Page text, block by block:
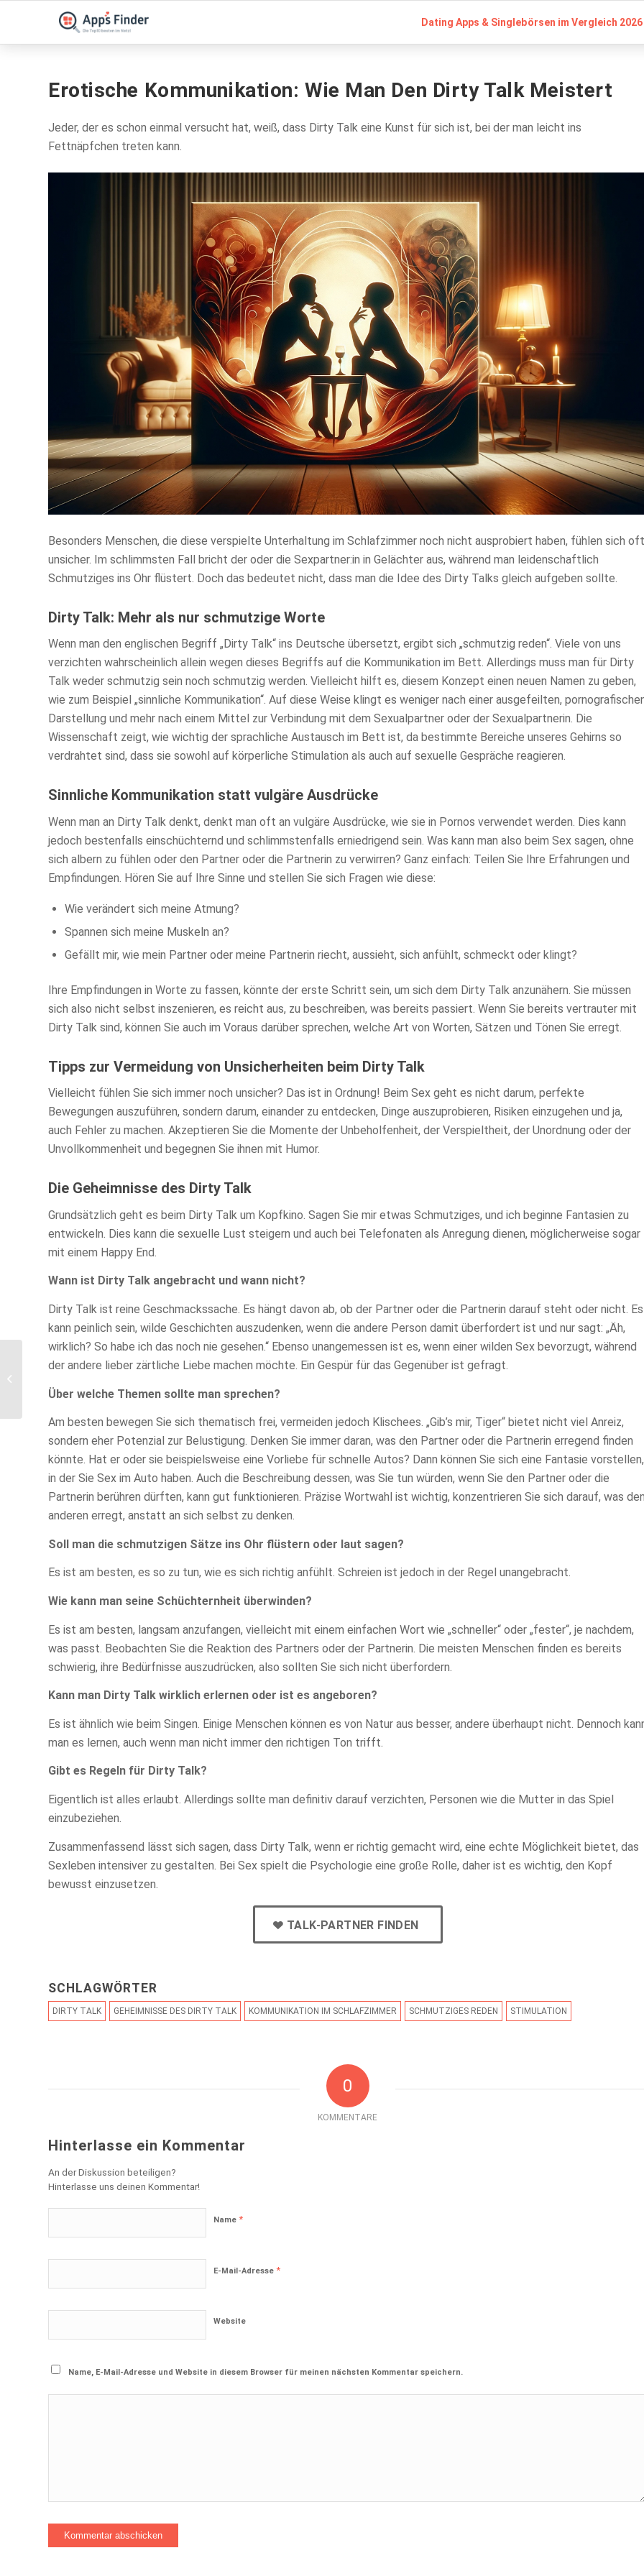
Dating Apps & Singlebörsen im Vergleich
Erotische Kommunikation: Wie Man Den Dirty Talk Meistert
Jeder, der es schon einmal versucht hat, weiß, dass Dirty Talk eine Kunst für sich ist, bei der man leicht ins
Fettnäpfchen treten kann.
Besonders Menschen, die diese verspielte Unterhaltung im Schlafzimmer noch nicht ausprobiert haben, fühlen sich oft
unsicher. Im schlimmsten Fall bricht der oder die Sexpartner:in in Gelächter aus, während man leidenschaftlich
Schmutziges ins Ohr flüstert. Doch das bedeutet nicht, dass man die Idee des Dirty Talks gleich aufgeben sollte.
Dirty Talk: Mehr als nur schmutzige Worte
Wenn man den englischen Begriff „Dirty Talk“ ins Deutsche übersetzt, ergibt sich „schmutzig reden“. Viele von uns
verzichten wahrscheinlich allein wegen dieses Begriffs auf die Kommunikation im Bett. Allerdings muss man für Dirty
Talk weder schmutzig sein noch schmutzig werden. Vielleicht hilft es, diesem Konzept einen neuen Namen zu geben,
wie zum Beispiel „sinnliche Kommunikation“. Auf diese Weise klingt es weniger nach einer ausgefeilten,
Darstellung und mehr nach einem Mittel zur Verbindung mit dem Sexualpartner oder der Sexualpartnerin. Die
Wissenschaft zeigt, wie wichtig der sprachliche Austausch im Bett ist, da bestimmte Bereiche unseres Gehirns so
verdrahtet sind, dass sie sowohl auf körperliche Stimulation als auch auf sexuelle Gespräche reagieren.
Sinnliche Kommunikation statt vulgäre Ausdrücke
Wenn man an Dirty Talk denkt, denkt man oft an vulgäre Ausdrücke, wie sie in Pornos verwendet werden. Dies kann
jedoch bestenfalls einschüchternd und schlimmstenfalls erniedrigend sein. Was kann man also beim Sex sagen, ohne
sich albern zu fühlen oder den Partner oder die Partnerin zu verwirren? Ganz einfach: Teilen Sie Ihre Erfahrungen und
Empfindungen. Hören Sie auf Ihre Sinne und stellen Sie sich Fragen wie diese:
Wie verändert sich meine Atmung?
Spannen sich meine Muskeln an?
Gefällt mir, wie mein Partner oder meine Partnerin riecht, aussieht, sich anfühlt, schmeckt oder klingt?
Ihre Empfindungen in Worte zu fassen, könnte der erste Schritt sein, um sich dem Dirty Talk anzunähern. Sie müssen
sich also nicht selbst inszenieren, es reicht aus, zu beschreiben, was bereits passiert. Wenn Sie bereits vertrauter mit
Dirty Talk sind, können Sie auch im Voraus darüber sprechen, welche Art von Worten, Sätzen und Tönen Sie erregt.
Tipps zur Vermeidung von Unsicherheiten beim Dirty Talk
Vielleicht fühlen Sie sich immer noch unsicher? Das ist in Ordnung! Beim Sex geht es nicht darum, perfekte
Bewegungen auszuführen, sondern darum, einander zu entdecken, Dinge auszuprobieren, Risiken einzugehen und ja,
auch Fehler zu machen. Akzeptieren Sie die Momente der Unbeholfenheit, der Verspieltheit, der Unordnung oder der
Unvollkommenheit und begegnen Sie ihnen mit Humor.
Die Geheimnisse des Dirty Talk
Grundsätzlich geht es beim Dirty Talk um Kopfkino. Sagen Sie mir etwas Schmutziges, und ich beginne Fantasien zu
entwickeln. Dies kann die sexuelle Lust steigern und auch bei Telefonaten als Anregung dienen, möglicherweise sogar
mit einem Happy End.
Wann ist Dirty Talk angebracht und wann nicht?
Dirty Talk ist reine Geschmackssache. Es hängt davon ab, ob der Partner oder die Partnerin darauf steht oder nicht. Es
kann peinlich sein, wilde Geschichten auszudenken, wenn die andere Person damit überfordert ist und nur sagt: „Äh,
wirklich? So habe ich das noch nie gesehen.“ Ebenso unangemessen ist es, wenn einer wilden Sex bevorzugt, während
der andere lieber zärtliche Liebe machen möchte. Ein Gespür für das Gegenüber ist gefragt.
Über welche Themen sollte man sprechen?
Am besten bewegen Sie sich thematisch frei, vermeiden jedoch Klischees. „Gib’s mir, Tiger“ bietet nicht viel Anreiz,
sondern eher Potenzial zur Belustigung. Denken Sie immer daran, was den Partner oder die Partnerin erregend finden
könnte. Hat er oder sie beispielsweise eine Vorliebe für schnelle Autos? Dann können Sie sich eine Fantasie vorstellen,
in der Sie Sex im Auto haben. Auch die Beschreibung dessen, was Sie tun würden, wenn Sie den Partner oder die
Partnerin berühren dürften, kann gut funktionieren. Präzise Wortwahl ist wichtig, konzentrieren Sie sich darauf, was
anderen erregt, anstatt an sich selbst zu denken.
Soll man die schmutzigen Sätze ins Ohr flüstern oder laut sagen?
Es ist am besten, es so zu tun, wie es sich richtig anfühlt. Schreien ist jedoch in der Regel unangebracht.
Wie kann man seine Schüchternheit überwinden?
Es ist am besten, langsam anzufangen, vielleicht mit einem einfachen Wort wie „schneller“ oder „fester“, je nachdem,
was passt. Beobachten Sie die Reaktion des Partners oder der Partnerin. Die meisten Menschen finden es bereits
schwierig, ihre Bedürfnisse auszudrücken, also sollten Sie sich nicht überfordern.
Kann man Dirty Talk wirklich erlernen oder ist es angeboren?
Es ist ähnlich wie beim Singen. Einige Menschen können es von Natur aus besser, andere überhaupt nicht. Dennoch
man es lernen, auch wenn man nicht immer den richtigen Ton trifft.
Gibt es Regeln für Dirty Talk?
Eigentlich ist alles erlaubt. Allerdings sollte man definitiv darauf verzichten, Personen wie die Mutter in das Spiel
einzubeziehen.
Zusammenfassend lässt sich sagen, dass Dirty Talk, wenn er richtig gemacht wird, eine echte Möglichkeit bietet, das
Sexleben intensiver zu gestalten. Bei Sex spielt die Psychologie eine große Rolle, daher ist es wichtig, den Kopf
bewusst einzusetzen.
TALK-PARTNER FINDEN
SCHLAGWÖRTER
DIRTY TALK GEHEIMNISSE DES DIRTY TALK KOMMUNIKATION IM SCHLAFZIMMER SCHMUTZIGES REDEN STIMULATION
0
KOMMENTARE
Hinterlasse ein Kommentar
An der Diskussion beteiligen?
Hinterlasse uns deinen Kommentar!
Name *
E-Mail-Adresse *
Website
Name, E-Mail-Adresse und Website in diesem Browser für meinen nächsten Kommentar speichern.
Dating Apps im
November: Tolle Dates